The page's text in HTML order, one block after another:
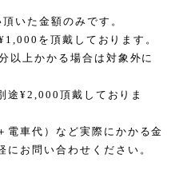
いた金額のみです。
を頂戴しております。
以上かかる場合は対象外に
途¥2,000頂戴しておりま
電車代）など実際にかかる金
お問い合わせください。